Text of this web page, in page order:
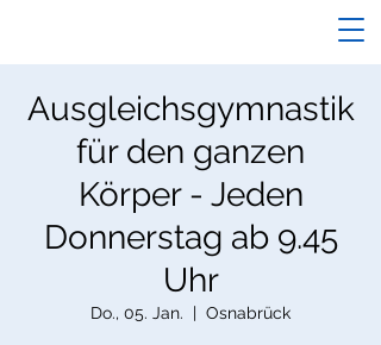
Ausgleichsgymnastik
für den ganzen
Körper - Jeden
Donnerstag ab 9.45
Uhr
Do., 05. Jan.
  |
Osnabrück